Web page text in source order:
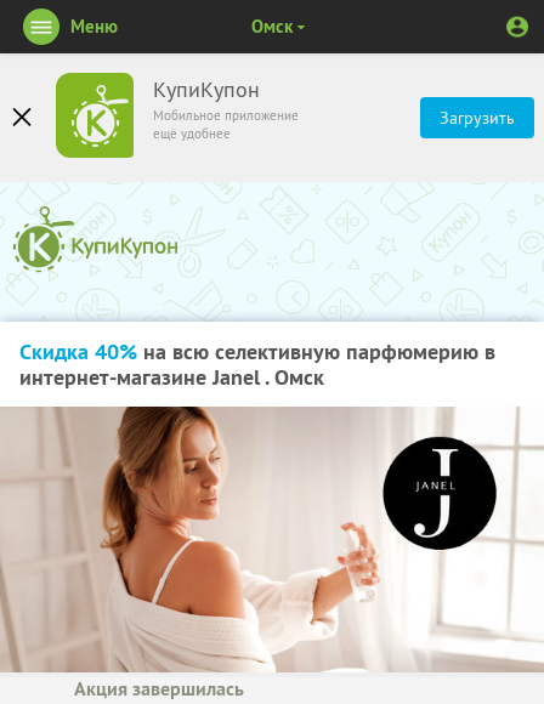
КупиКупон
Мобильное приложение
ещё удобнее
Загрузить
Меню Омск
Скидка 40% на всю селективную парфюмерию в
интернет-магазине Janel . Омск
Акция завершилась